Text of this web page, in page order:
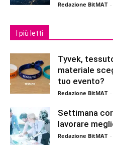
Redazione BitMAT -
I più letti
Tyvek,
materiale
tuo evento?
Redazione BitMAT -
Settimana
lavorare
Redazione BitMAT -